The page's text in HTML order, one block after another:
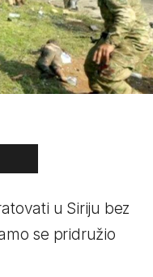
u Siriju bez
se pridružio